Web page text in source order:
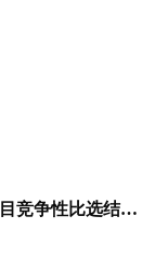
四公里基地广场展示区改造项目竞争性比选结果公示